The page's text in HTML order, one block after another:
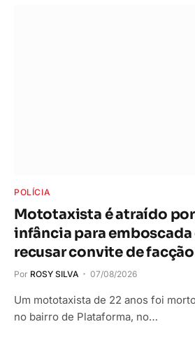
POLÍCIA
Mototaxista é atraído
infância para
recusar convite de
Por ROSY SILVA 07/08/2026
Um mototaxista de 22 anos foi
no bairro de Plataforma, no…